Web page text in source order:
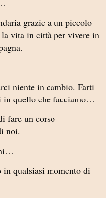
grazie a un piccolo
vita in città per vivere in
niente in cambio. Farti
in quello che facciamo…
fare un corso
noi.
qualsiasi momento di